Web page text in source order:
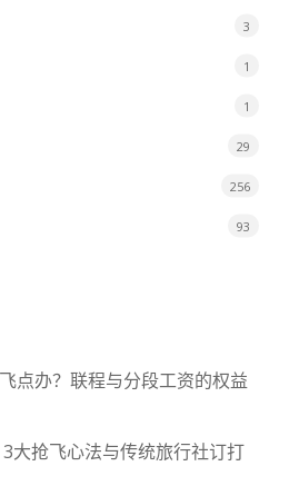
3
1
1
29
256
93
点办？联程与分段工资的权益
大抢飞心法与传统旅行社订打